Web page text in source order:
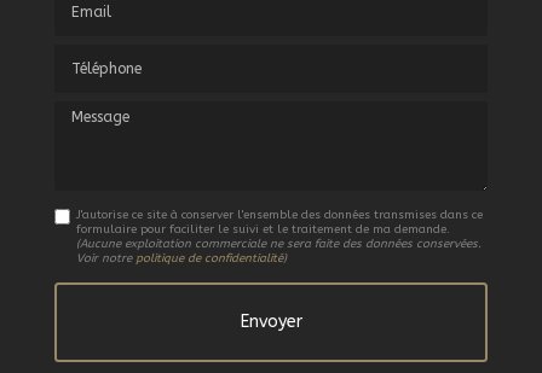
Message
J'autorise ce site à conserver l'ensemble des données transmises dans ce
formulaire pour faciliter le suivi et le traitement de ma demande.
(Aucune exploitation commerciale ne sera faite des données conservées.
Voir notre politique de confidentialité)